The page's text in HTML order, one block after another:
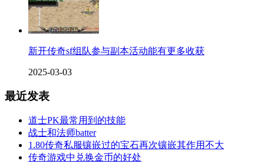
新开传奇sf组队参与副本活动能有更多收获
2025-03-03
最近发表
道士PK最常用到的技能
战士和法师batter
1.80传奇私服镶嵌过的宝石再次镶嵌其作用不大
传奇游戏中兑换金币的好处